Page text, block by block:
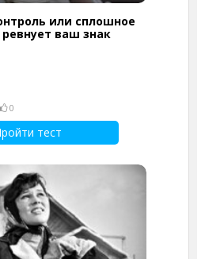
или сплошное
ваш знак
0
тест